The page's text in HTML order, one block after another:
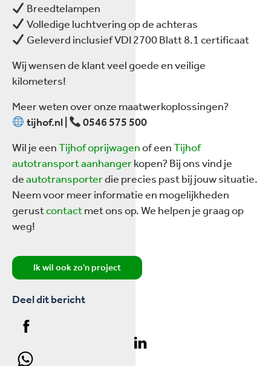
Breedtelampen
Volledige luchtvering op de achteras
Geleverd inclusief VDI 2700 Blatt 8.1 certificaat
Wij wensen de klant veel goede en veilige
kilometers!
Meer weten over onze maatwerkoplossingen?
tijhof.nl |
0546 575 500
Wil je eenTijhof oprijwagenof eenTijhof
autotransport aanhangerkopen? Bij ons vind je
deautotransporterdie precies past bij jouw situatie.
Neem voor meer informatie en mogelijkheden
gerustcontactmet ons op. We helpen je graag op
weg!
Ik wil ook zo'n project
Deel dit bericht